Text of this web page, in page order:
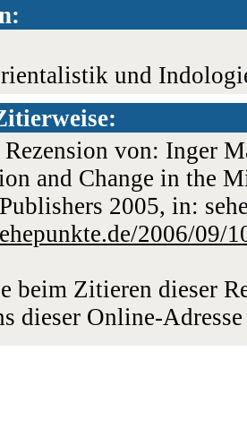
und
von: Inger
and Change in the
2005, in:
2006/09/
beim Zitieren dieser
dieser Online-Adresse